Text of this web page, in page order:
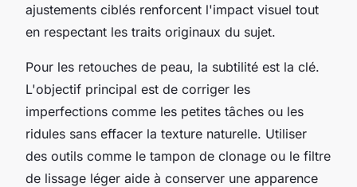
ajustements ciblés renforcent l'impact visuel tout
en respectant les traits originaux du sujet.
Pour les retouches de peau, la subtilité est la clé.
L'objectif principal est de corriger les
imperfections comme les petites tâches ou les
ridules sans effacer la texture naturelle. Utiliser
des outils comme le tampon de clonage ou le filtre
de lissage léger aide à conserver une apparence